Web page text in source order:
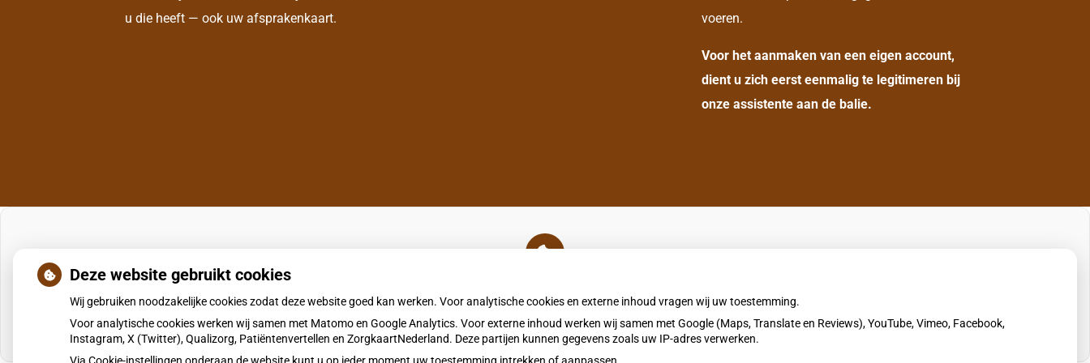
u die heeft — ook uw afsprakenkaart.
voeren.
Voor het aanmaken van een eigen account,
dient u zich eerst eenmalig te legitimeren bij
onze assistente aan de balie.
externe inhoud
die nodig is om dit te zien.
Cookie-instellingen wijzigen
Deze website gebruikt cookies
Wij gebruiken noodzakelijke cookies zodat deze website goed kan werken. Voor analytische cookies en externe inhoud vragen wij uw toestemming.
Voor analytische cookies werken wij samen met Matomo en Google Analytics. Voor externe inhoud werken wij samen met Google (Maps, Translate en Reviews), YouTube, Vimeo, Facebook,
Instagram, X (Twitter), Qualizorg, Patiëntenvertellen en ZorgkaartNederland. Deze partijen kunnen gegevens zoals uw IP-adres verwerken.